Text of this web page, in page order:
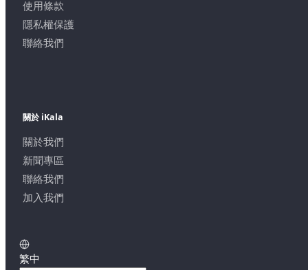
使用條款
隱私權保護
聯絡我們
關於 iKala
關於我們
新聞專區
聯絡我們
加入我們
繁中